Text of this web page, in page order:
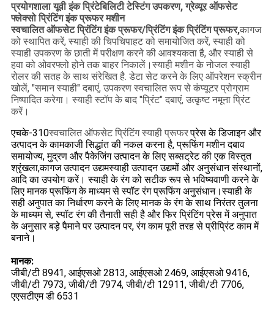
प्रयोगशाला यूवी इंक प्रिंटेबिलिटी टेस्टिंग उपकरण, ग्रेव्यूर ऑफसेट
फ्लेक्सो प्रिंटिंग इंक प्रूफर मशीन
स्वचालित ऑफसेट प्रिंटिंग इंक प्रूफर/प्रिंटिंग इंक प्रिंटिंग प्रूफर,कागज
को स्थापित करें, स्याही की चिपचिपाहट को समायोजित करें, स्याही को
स्याही उपकरण के छाती में परीक्षण करने की आवश्यकता है, और स्याही से
हवा को ओवरफ्लो होने तक बाहर निकालें।स्याही मशीन के नोजल स्याही
रोलर की सतह के साथ संरेखित है. डेटा सेट करने के लिए ऑपरेशन स्क्रीन
खोलें, "समान स्याही" दबाएं, उपकरण स्वचालित रूप से कंप्यूटर प्रोग्राम
निष्पादित करेगा। स्याही स्टॉप के बाद "प्रिंट" दबाएं, उत्कृष्ट नमूना प्रिंट
करें।
एचके-310स्वचालित ऑफसेट प्रिंटिंग स्याही प्रूफरप्रेस के डिजाइन और
उत्पादन के कामकाजी सिद्धांत की नकल करना है, प्रूफिंग मशीन दबाव
समायोज्य, मुद्रण और पैकेजिंग उत्पादन के लिए सब्सट्रेट की एक विस्तृत
श्रृंखला,कागज उत्पादन उद्यमस्याही उत्पादन उद्यमों और अनुसंधान संस्थानों,
आदि का उपयोग करें। स्याही के रंग को सटीक रूप से भविष्यवाणी करने के
लिए मानक प्रूफिंग के माध्यम से स्पॉट रंग प्रूफिंग अनुसंधान।स्याही के
सही अनुपात का निर्धारण करने के लिए मानक के रंग के साथ निरंतर तुलना
के माध्यम से, स्पॉट रंग की तैनाती सही है और फिर प्रिंटिंग प्रेस में अनुपात
के अनुसार बड़े पैमाने पर उत्पादन पर, रंग काम पूरी तरह से प्रीप्रिंट काम में
बनाने।
मानक:
जीबी/टी 8941, आईएसओ 2813, आईएसओ 2469, आईएसओ 9416,
जीबी/टी 7973, जीबी/टी 7974, जीबी/टी 12911, जीबी/टी 7706,
एएसटीएम डी 6531